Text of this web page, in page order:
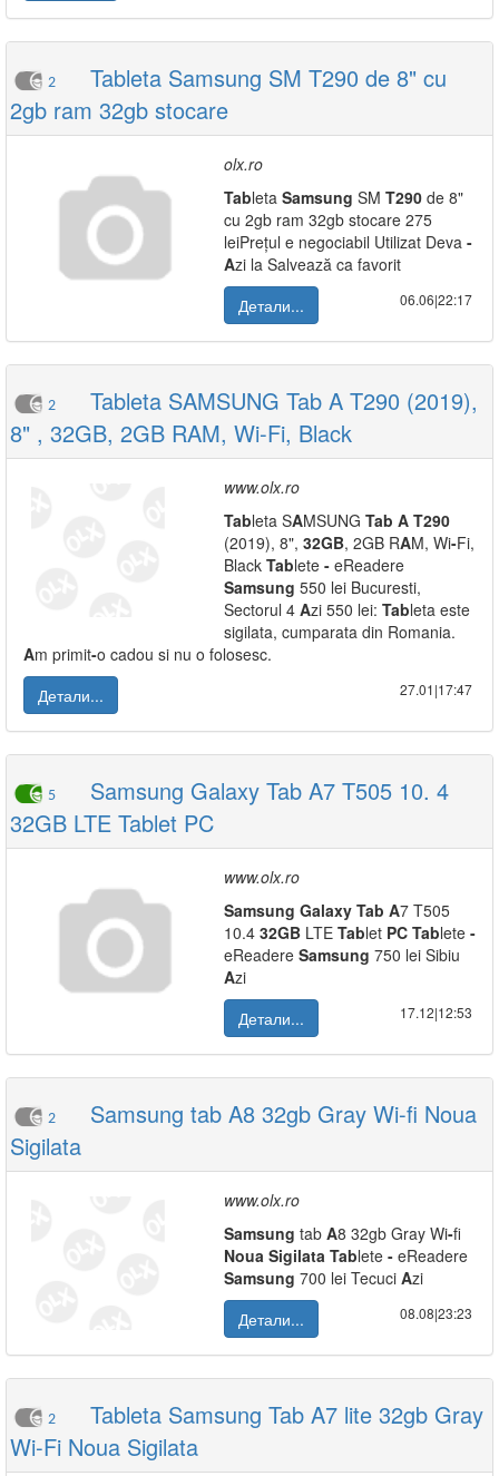
2
Tableta Samsung SM T290 de 8" cu
2gb ram 32gb stocare
olx.ro
Tableta Samsung SM T290 de 8"
cu 2gb ram 32gb stocare 275
leiPrețul e negociabil Utilizat Deva -
Azi la Salvează ca favorit
Детали...
06.06|22:17
2
Tableta SAMSUNG Tab A T290 (2019),
8" , 32GB, 2GB RAM, Wi-Fi, Black
www.olx.ro
Tableta SAMSUNG Tab A T290
(2019), 8", 32GB, 2GB RAM, Wi-Fi,
Black Tablete - eReadere
Samsung 550 lei Bucuresti,
Sectorul 4 Azi 550 lei: Tableta este
sigilata, cumparata din Romania.
Am primit-o cadou si nu o folosesc.
Детали...
27.01|17:47
5
Samsung Galaxy Tab A7 T505 10. 4
32GB LTE Tablet PC
www.olx.ro
Samsung Galaxy Tab A7 T505
10.4 32GB LTE Tablet PC Tablete -
eReadere Samsung 750 lei Sibiu
Azi
Детали...
17.12|12:53
2
Samsung tab A8 32gb Gray Wi-fi Noua
Sigilata
www.olx.ro
Samsung tab A8 32gb Gray Wi-fi
Noua Sigilata Tablete - eReadere
Samsung 700 lei Tecuci Azi
Детали...
08.08|23:23
2
Tableta Samsung Tab A7 lite 32gb Gray
Wi-Fi Noua Sigilata